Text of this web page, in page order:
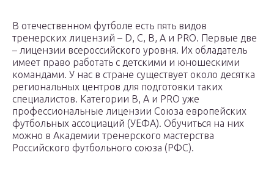
В отечественном футболе есть пять видов
тренерских лицензий – D, C, B, A и PRO. Первые две
– лицензии всероссийского уровня. Их обладатель
имеет право работать с детскими и юношескими
командами. У нас в стране существует около десятка
региональных центров для подготовки таких
специалистов. Категории B, A и PRO уже
профессиональные лицензии Союза европейских
футбольных ассоциаций (УЕФА). Обучиться на них
можно в Академии тренерского мастерства
Российского футбольного союза (РФС).